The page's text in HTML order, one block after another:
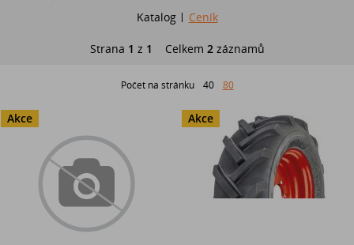
Katalog Ceník
Strana 1 z 1 Celkem 2záznamů
Počet na stránku 40 80
Akce Akce